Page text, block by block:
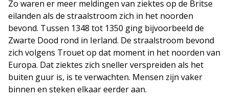
Zo waren er meer meldingen van ziektes op de Britse
eilanden als de straalstroom zich in het noorden
bevond. Tussen 1348 tot 1350 ging bijvoorbeeld de
Zwarte Dood rond in Ierland. De straalstroom bevond
zich volgens Trouet op dat moment in het noorden van
Europa. Dat ziektes zich sneller verspreiden als het
buiten guur is, is te verwachten. Mensen zijn vaker
binnen en steken elkaar eerder aan.